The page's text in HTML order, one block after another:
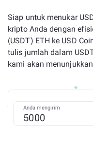
Siap untuk menukar
kripto Anda dengan
(USDT) ETH ke USD
tulis jumlah dalam
kami akan
Anda mengirim